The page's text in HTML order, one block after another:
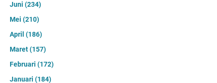
Juni (234)
Mei (210)
April (186)
Maret(157)
Februari (172)
Januari (184)